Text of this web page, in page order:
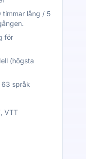
timmar lång / 5
för
(högsta
språk
VTT